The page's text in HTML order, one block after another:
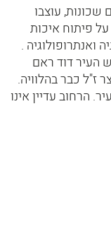
עוצבו
פיתוח איכות
ואנתרופולוגיה .
העיר דוד ראם
ז"ל כבר בהלוויה.
הרחוב עדיין אינו